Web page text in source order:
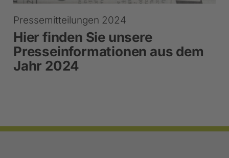
Pressemitteilungen 2024
Hier finden Sie unsere
Presseinformationen aus dem
Jahr 2024
Footer